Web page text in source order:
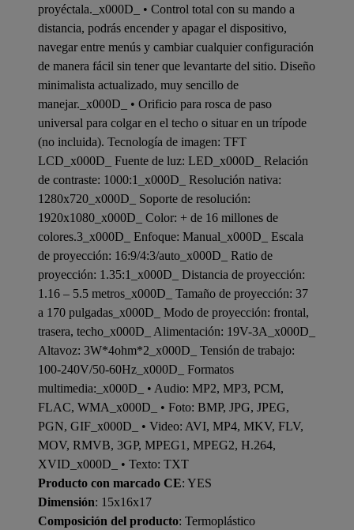
proyéctala._x000D_ • Control total con su mando a
distancia, podrás encender y apagar el dispositivo,
navegar entre menús y cambiar cualquier configuración
de manera fácil sin tener que levantarte del sitio. Diseño
minimalista actualizado, muy sencillo de
manejar._x000D_ • Orificio para rosca de paso
universal para colgar en el techo o situar en un trípode
(no incluida). Tecnología de imagen: TFT
LCD_x000D_ Fuente de luz: LED_x000D_ Relación
de contraste: 1000:1_x000D_ Resolución nativa:
1280x720_x000D_ Soporte de resolución:
1920x1080_x000D_ Color: + de 16 millones de
colores.3_x000D_ Enfoque: Manual_x000D_ Escala
de proyección: 16:9/4:3/auto_x000D_ Ratio de
proyección: 1.35:1_x000D_ Distancia de proyección:
1.16 – 5.5 metros_x000D_ Tamaño de proyección: 37
a 170 pulgadas_x000D_ Modo de proyección: frontal,
trasera, techo_x000D_ Alimentación: 19V-3A_x000D_
Altavoz: 3W*4ohm*2_x000D_ Tensión de trabajo:
100-240V/50-60Hz_x000D_ Formatos
multimedia:_x000D_ • Audio: MP2, MP3, PCM,
FLAC, WMA_x000D_ • Foto: BMP, JPG, JPEG,
PGN, GIF_x000D_ • Video: AVI, MP4, MKV, FLV,
MOV, RMVB, 3GP, MPEG1, MPEG2, H.264,
XVID_x000D_ • Texto: TXT
Producto con marcado CE: YES
Dimensión: 15x16x17
Composición del producto: Termoplástico